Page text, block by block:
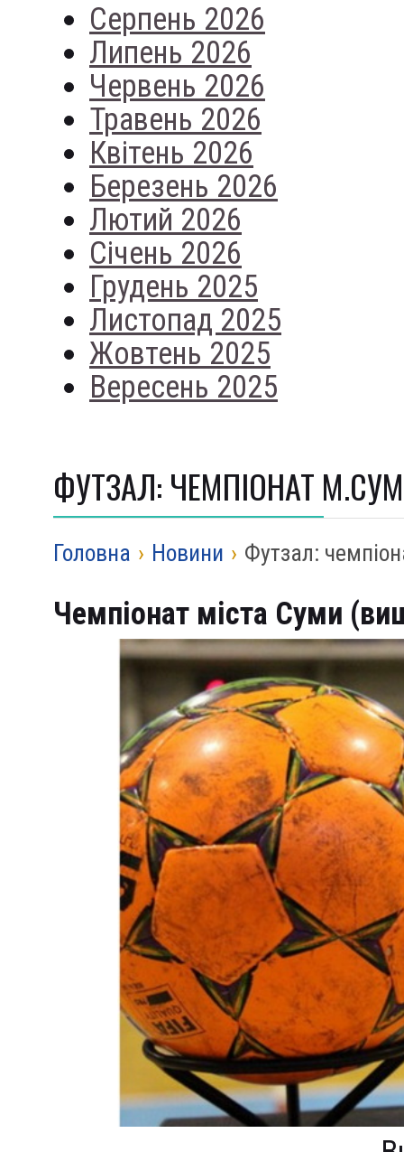
Серпень 2026
Липень 2026
Червень 2026
Травень 2026
Квітень 2026
Березень 2026
Лютий 2026
Січень 2026
Грудень 2025
Листопад 2025
Жовтень 2025
Вересень 2025
ФУТЗАЛ: ЧЕМПІОНАТ
Головна › Новини › Футзал:
Чемпіонат міста Суми